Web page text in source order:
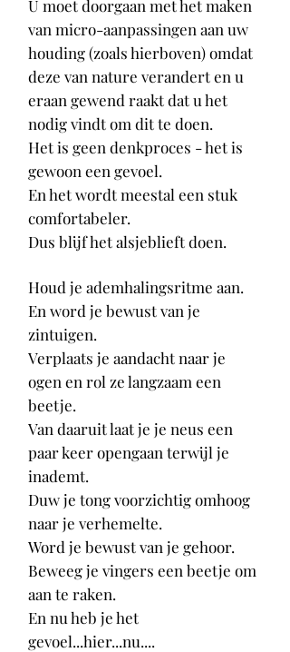
U moet doorgaan met het maken
van micro-aanpassingen aan uw
houding (zoals hierboven) omdat
deze van nature verandert en u
eraan gewend raakt dat u het
nodig vindt om dit te doen.
Het is geen denkproces - het is
gewoon een gevoel.
En het wordt meestal een stuk
comfortabeler.
Dus blijf het alsjeblieft doen.
Houd je ademhalingsritme aan.
En word je bewust van je
zintuigen.
Verplaats je aandacht naar je
ogen en rol ze langzaam een
beetje.
Van daaruit laat je je neus een
paar keer opengaan terwijl je
inademt.
Duw je tong voorzichtig omhoog
naar je verhemelte.
Word je bewust van je gehoor.
Beweeg je vingers een beetje om
aan te raken.
En nu heb je het
gevoel...hier...nu....